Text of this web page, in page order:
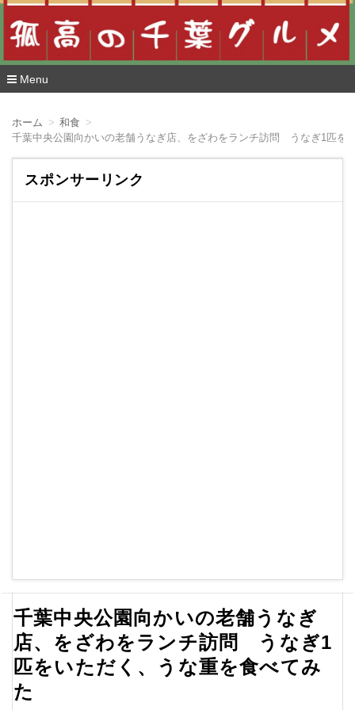
Menu
ホーム
和食
千葉中央公園向かいの老舗うなぎ店、をざわをランチ訪問 うなぎ1匹を
スポンサーリンク
千葉中央公園向かいの老舗うなぎ
店、をざわをランチ訪問 うなぎ1
匹をいただく、うな重を食べてみ
た